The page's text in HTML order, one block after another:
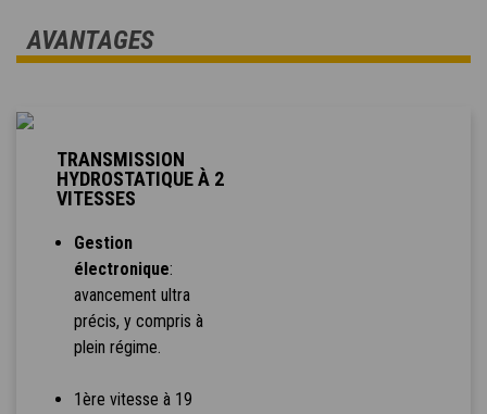
AVANTAGES
TRANSMISSION
HYDROSTATIQUE À 2
VITESSES
Gestion
électronique:
avancement ultra
précis, y compris à
plein régime.
1ère vitesse à 19